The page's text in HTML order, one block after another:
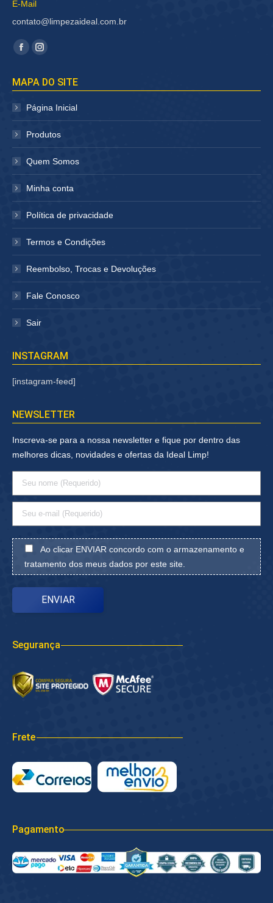
E-Mail
contato@limpezaideal.com.br
Encontre-nos em:
Facebook
abre
em
janela
Instagram
abre
janela
MAPA DO SITE
Página Inicial
Produtos
Quem Somos
Minha conta
Política de privacidade
Termos e Condições
Reembolso, Trocas e Devoluções
Fale Conosco
Sair
INSTAGRAM
[instagram-feed]
NEWSLETTER
Inscreva-se para a nossa newsletter e fique por dentro das
melhores dicas, novidades e ofertas da Ideal Limp!
Ao clicar ENVIAR concordo com o armazenamento e
tratamento dos meus dados por este site.
Segurança
Frete
Pagamento